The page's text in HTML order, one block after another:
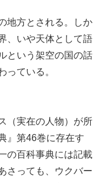
地方とされる。しか
、いや天体として語
という架空の国の話
っている。
（実在の人物）が所
』第46巻に存在す
の百科事典には記載
さっても、ウクバー